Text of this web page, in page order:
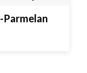
Parmelan